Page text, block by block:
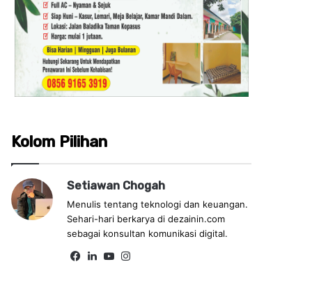
Kolom Pilihan
Setiawan Chogah
Menulis tentang teknologi dan keuangan.
Sehari-hari berkarya di dezainin.com
sebagai konsultan komunikasi digital.
Fa Lin Yo